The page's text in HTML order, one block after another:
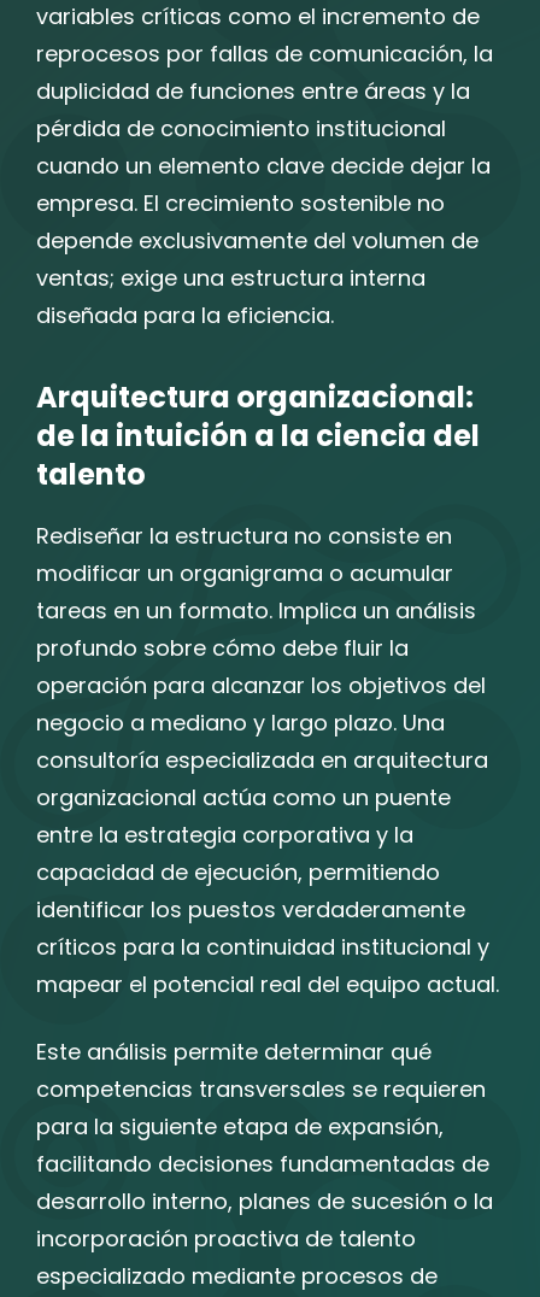
variables críticas como el incremento de
reprocesos por fallas de comunicación, la
duplicidad de funciones entre áreas y la
pérdida de conocimiento institucional
cuando un elemento clave decide dejar la
empresa. El crecimiento sostenible no
depende exclusivamente del volumen de
ventas; exige una estructura interna
diseñada para la eficiencia.
Arquitectura organizacional:
de la intuición a la ciencia del
talento
Rediseñar la estructura no consiste en
modificar un organigrama o acumular
tareas en un formato. Implica un análisis
profundo sobre cómo debe fluir la
operación para alcanzar los objetivos del
negocio a mediano y largo plazo. Una
consultoría especializada en arquitectura
organizacional actúa como un puente
entre la estrategia corporativa y la
capacidad de ejecución, permitiendo
identificar los puestos verdaderamente
críticos para la continuidad institucional y
mapear el potencial real del equipo actual.
Este análisis permite determinar qué
competencias transversales se requieren
para la siguiente etapa de expansión,
facilitando decisiones fundamentadas de
desarrollo interno, planes de sucesión o la
incorporación proactiva de talento
especializado mediante procesos de